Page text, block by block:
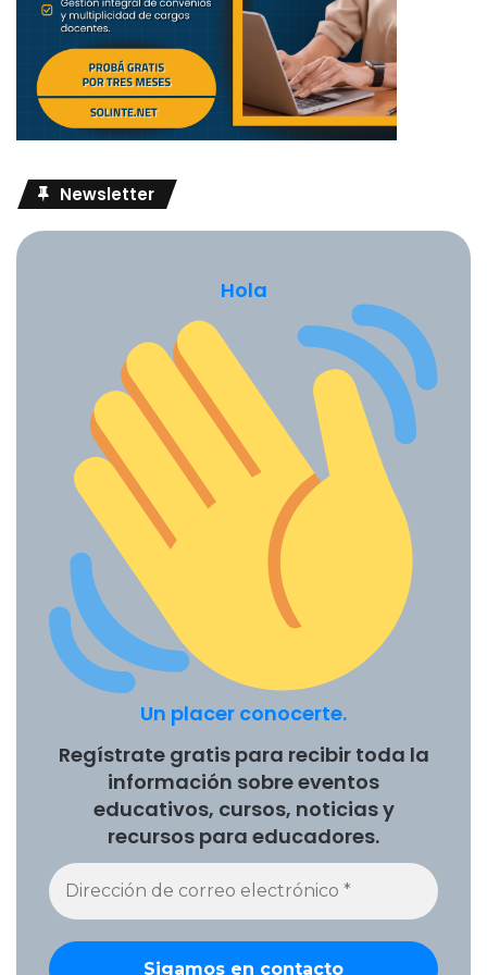
Un aspecto que suele quedar oculto en el debate sobre los
CPC es su dificultad para integrar el desarrollo
socioemocional de los estudiantes. Aunque muchos
marcos de política hablan de competencias
autorregulación, traducir estas dimensiones en
indicadores observables y rúbricas resulta problemático.
La investigación internacional lo confirma. La OCDE (2015,
Skills for Social Progress
socioemocionales tienen un fuerte impacto en el bienestar
y el rendimiento académico, pero los intentos de medirlas
a gran escala han encontrado serios problemas de validez
y fiabilidad. El riesgo es confundir respuestas a
cuestionarios con procesos genuinos de crecimiento
En América Latina, el Banco Mundial y el BID (2020,
Habilidades del siglo XXI en América Latina y el Caribe
advierten que reducir lo socioemocional a actitudes
observables invisibiliza procesos más profundos como la
construcción de identidad y la agencia de los estudiantes.
Por eso, muchas escuelas terminan trabajando estas
dimensiones en talleres puntuales o actividades
periféricas, sin integrarlas de forma real a la vida escolar. A
nivel de aula, estudios como los de Susanne Denham,
Social and Emotional Learning in Early Childhood
resaltan que el desarrollo socioemocional depende de
climas de confianza, vínculos estables y tareas
colaborativas, elementos que difícilmente encajan en un
marco de CPC dominado por evidencias rápidas y
estandarizadas.
La experiencia latinoamericana lo confirma: las pruebas de
competencias ciudadanas del ICFES en Colombia han
intentado medir disposiciones socioemocionales, pero los
Newsletter
Hola
Un placer conocerte.
Regístrate gratis para recibir toda la
información sobre eventos
educativos, cursos, noticias y
recursos para educadores.